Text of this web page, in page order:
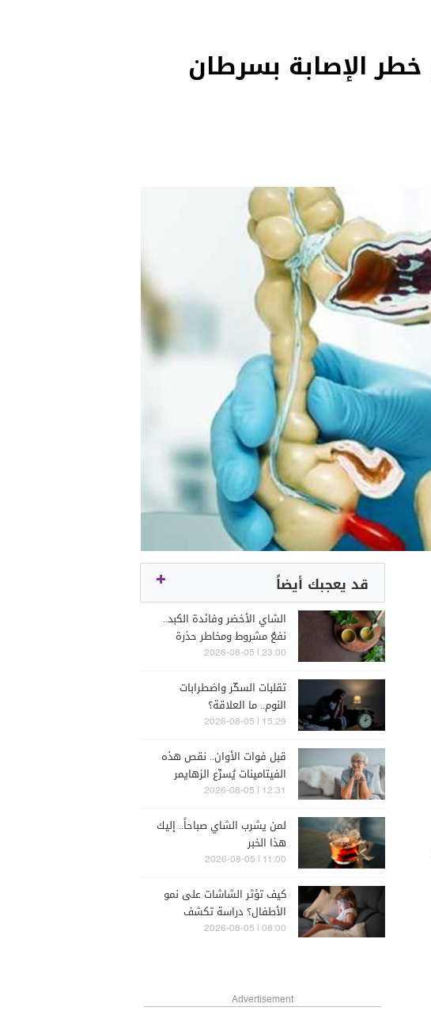
الإصابة بسرطان
قد يعجبك أيضاً
الشاي الأخضر وفائدة الكبد..
نفعٌ مشروط ومخاطر حذرة
23:00 | 2026-08-05
تقلبات السكّر واضطرابات
النوم.. ما العلاقة؟
15:29 | 2026-08-05
قبل فوات الأوان.. نقص هذه
الفيتامينات يُسرِّع الزهايمر
12:31 | 2026-08-05
لمن يشرب الشاي صباحاً.. إليك
هذا الخبر
11:00 | 2026-08-05
كيف تؤثر الشاشات على نمو
الأطفال؟ دراسة تكشف
08:00 | 2026-08-05
Advertisement